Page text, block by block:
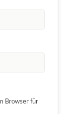
Browser für